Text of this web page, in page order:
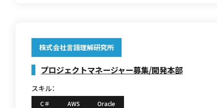
株式会社言語理解研究所
プロジェクトマネージャー募集/開発本部
スキル：
C＃ AWS Oracle